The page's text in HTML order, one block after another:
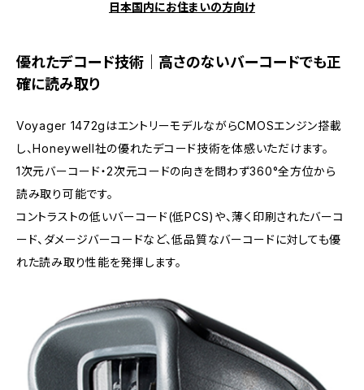
日本国内にお住まいの方向け
優れたデコード技術｜高さのないバーコードでも正
確に読み取り
Voyager 1472gはエントリーモデルながらCMOSエンジン搭載
し、Honeywell社の優れたデコード技術を体感いただけます。
1次元バーコード・2次元コードの向きを問わず360°全方位から
読み取り可能です。
コントラストの低いバーコード(低PCS)や、薄く印刷されたバーコ
ード、ダメージバーコードなど、低品質なバーコードに対しても優
れた読み取り性能を発揮します。